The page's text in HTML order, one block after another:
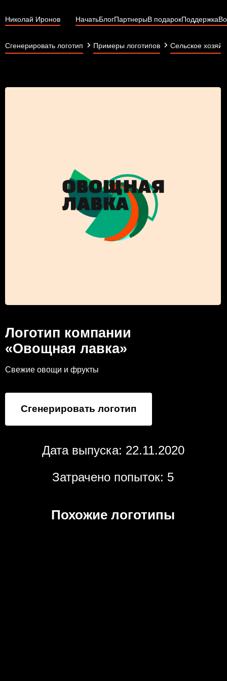
Николай Иронов НачатьБлогПартнерыВ подарокПоддержка
Сгенерировать логотип Примеры логотипов Сельское
Логотип компании
«Овощная лавка»
Свежие овощи и фрукты
Сгенерировать логотип
Дата выпуска: 22.11.2020
Затрачено попыток: 5
Похожие логотипы